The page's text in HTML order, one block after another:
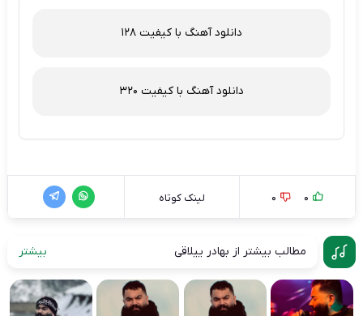
دانلود آهنگ با کیفیت 128
دانلود آهنگ با کیفیت 320
0
0 لینک کوتاه
مطالب بیشتر از بهادر ییلاقی بیشتر